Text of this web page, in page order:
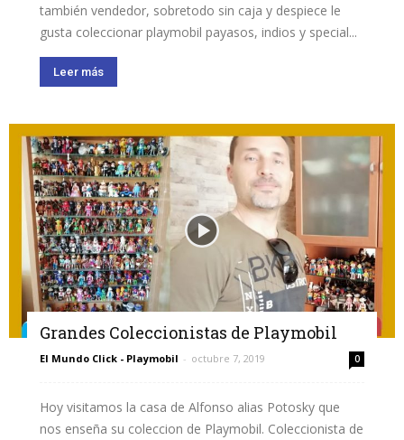
también vendedor, sobretodo sin caja y despiece le
gusta coleccionar playmobil payasos, indios y special...
Leer más
Grandes Coleccionistas de Playmobil
El Mundo Click - Playmobil - octubre 7, 2019 0
Hoy visitamos la casa de Alfonso alias Potosky que
nos enseña su coleccion de Playmobil. Coleccionista de